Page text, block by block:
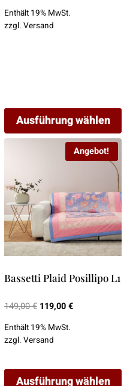
war:
30,00 €
ist:
Enthält 19% MwSt.
zzgl. Versand
Ausführung wählen
Dieses
mehrere
Varianten
auf.
Die
Optionen
können
auf
der
Produktseite
gewählt
Angebot!
Bassetti Plaid Posillipo L1
149,00€ Ursprünglicher
war:
149,00 €
119,00€Aktueller
Enthält 19% MwSt.
zzgl. Versand
Ausführung wählen